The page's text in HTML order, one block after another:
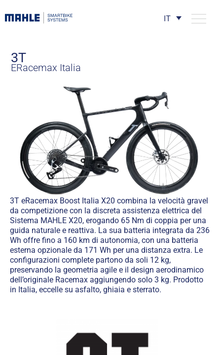
IT
3T
ERacemax Italia
3T eRacemax Boost Italia X20 combina la velocità gravel
da competizione con la discreta assistenza elettrica del
Sistema MAHLE X20, erogando 65 Nm di coppia per una
guida naturale e reattiva. La sua batteria integrata da 236
Wh offre fino a 160 km di autonomia, con una batteria
esterna opzionale da 171 Wh per una distanza extra. Le
configurazioni complete partono da soli 12 kg,
preservando la geometria agile e il design aerodinamico
dell’originale Racemax aggiungendo solo 3 kg. Prodotto
in Italia, eccelle su asfalto, ghiaia e sterrato.